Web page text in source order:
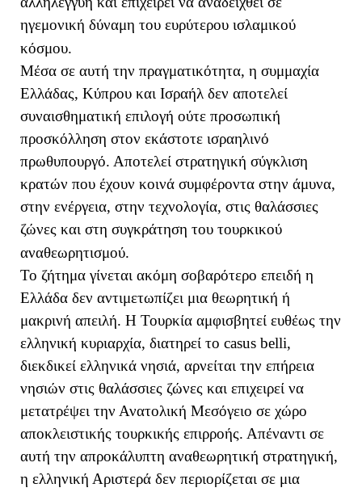
ηγεμονική δύναμη του ευρύτερου ισλαμικού
κόσμου.
Μέσα σε αυτή την πραγματικότητα, η συμμαχία
Ελλάδας, Κύπρου και Ισραήλ δεν αποτελεί
συναισθηματική επιλογή ούτε προσωπική
προσκόλληση στον εκάστοτε ισραηλινό
πρωθυπουργό. Αποτελεί στρατηγική σύγκλιση
κρατών που έχουν κοινά συμφέροντα στην άμυνα,
στην ενέργεια, στην τεχνολογία, στις θαλάσσιες
ζώνες και στη συγκράτηση του τουρκικού
αναθεωρητισμού.
Το ζήτημα γίνεται ακόμη σοβαρότερο επειδή η
Ελλάδα δεν αντιμετωπίζει μια θεωρητική ή
μακρινή απειλή. Η Τουρκία αμφισβητεί ευθέως την
ελληνική κυριαρχία, διατηρεί το casus belli,
διεκδικεί ελληνικά νησιά, αρνείται την επήρεια
νησιών στις θαλάσσιες ζώνες και επιχειρεί να
μετατρέψει την Ανατολική Μεσόγειο σε χώρο
αποκλειστικής τουρκικής επιρροής. Απέναντι σε
αυτή την απροκάλυπτη αναθεωρητική στρατηγική,
η ελληνική Αριστερά δεν περιορίζεται σε μια